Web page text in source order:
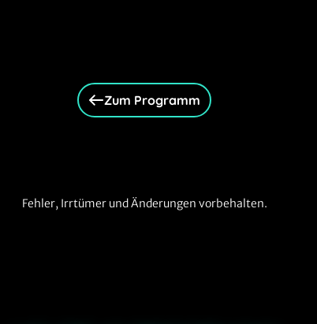
Zum Programm
Fehler, Irrtümer und Änderungen vorbehalten.